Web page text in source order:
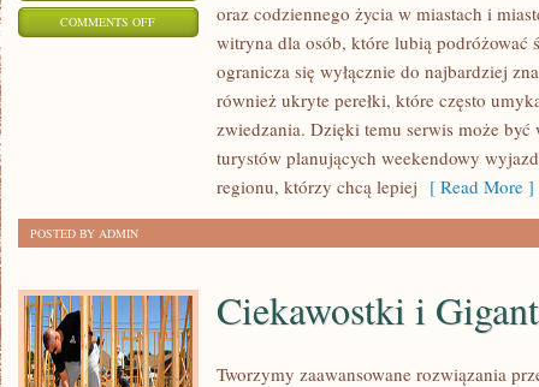
COMMENTS OFFON
oraz codziennego życia w miastach i
witryna dla osób, które lubią podróżować
ogranicza się wyłącznie do najbardziej
również ukryte perełki, które często
zwiedzania. Dzięki temu serwis może
turystów planujących weekendowy
regionu, którzy chcą lepiej [ Read More ]
POSTED BY ADMIN
Ciekawostki i
Tworzymy zaawansowane rozwiązania